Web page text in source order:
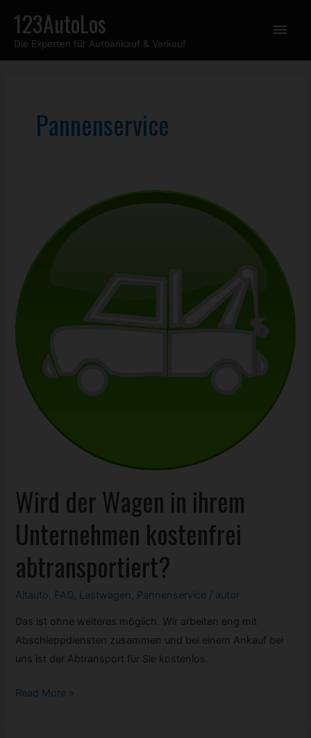
Inhalt
springen
123AutoLos
Die Experten für Autoankauf & Verkauf
Pannenservice
Wird der Wagen in ihrem
Unternehmen kostenfrei
abtransportiert?
Altauto, FAQ, Lastwagen , Pannenservice / autor
Das ist ohne weiteres möglich. Wir arbeiten eng mit
Abschleppdiensten zusammen und bei einem Ankauf bei
uns ist der Abtransport für Sie kostenlos.
Wird
Read More »